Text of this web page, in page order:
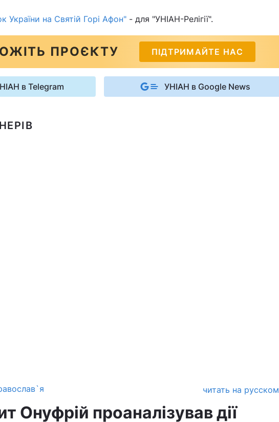
України на Святій Горі Афон" - для "УНІАН-Релігії".
ПРОЄКТУ ПІДТРИМАЙТЕ НАС
в Telegram УНІАН в Google News
читать на русском
Онуфрій проаналізував дії